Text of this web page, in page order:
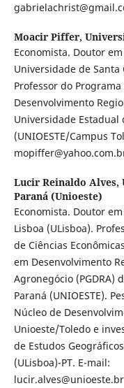
Moacir Piffer,
Economista. Doutor
Universidade de Santa
Professor do
Desenvolvimento
Universidade Estadual
(UNIOESTE/Campus
Lucir Reinaldo Alves,
Paraná (Unioeste)
Economista. Doutor
Lisboa (ULisboa).
de Ciências
em Desenvolvimento
Agronegócio (PGDRA)
Paraná (UNIOESTE).
Núcleo de
Unioeste/Toledo e
de Estudos
(ULisboa)-PT. E-mail:
lucir.alves@unioeste.br